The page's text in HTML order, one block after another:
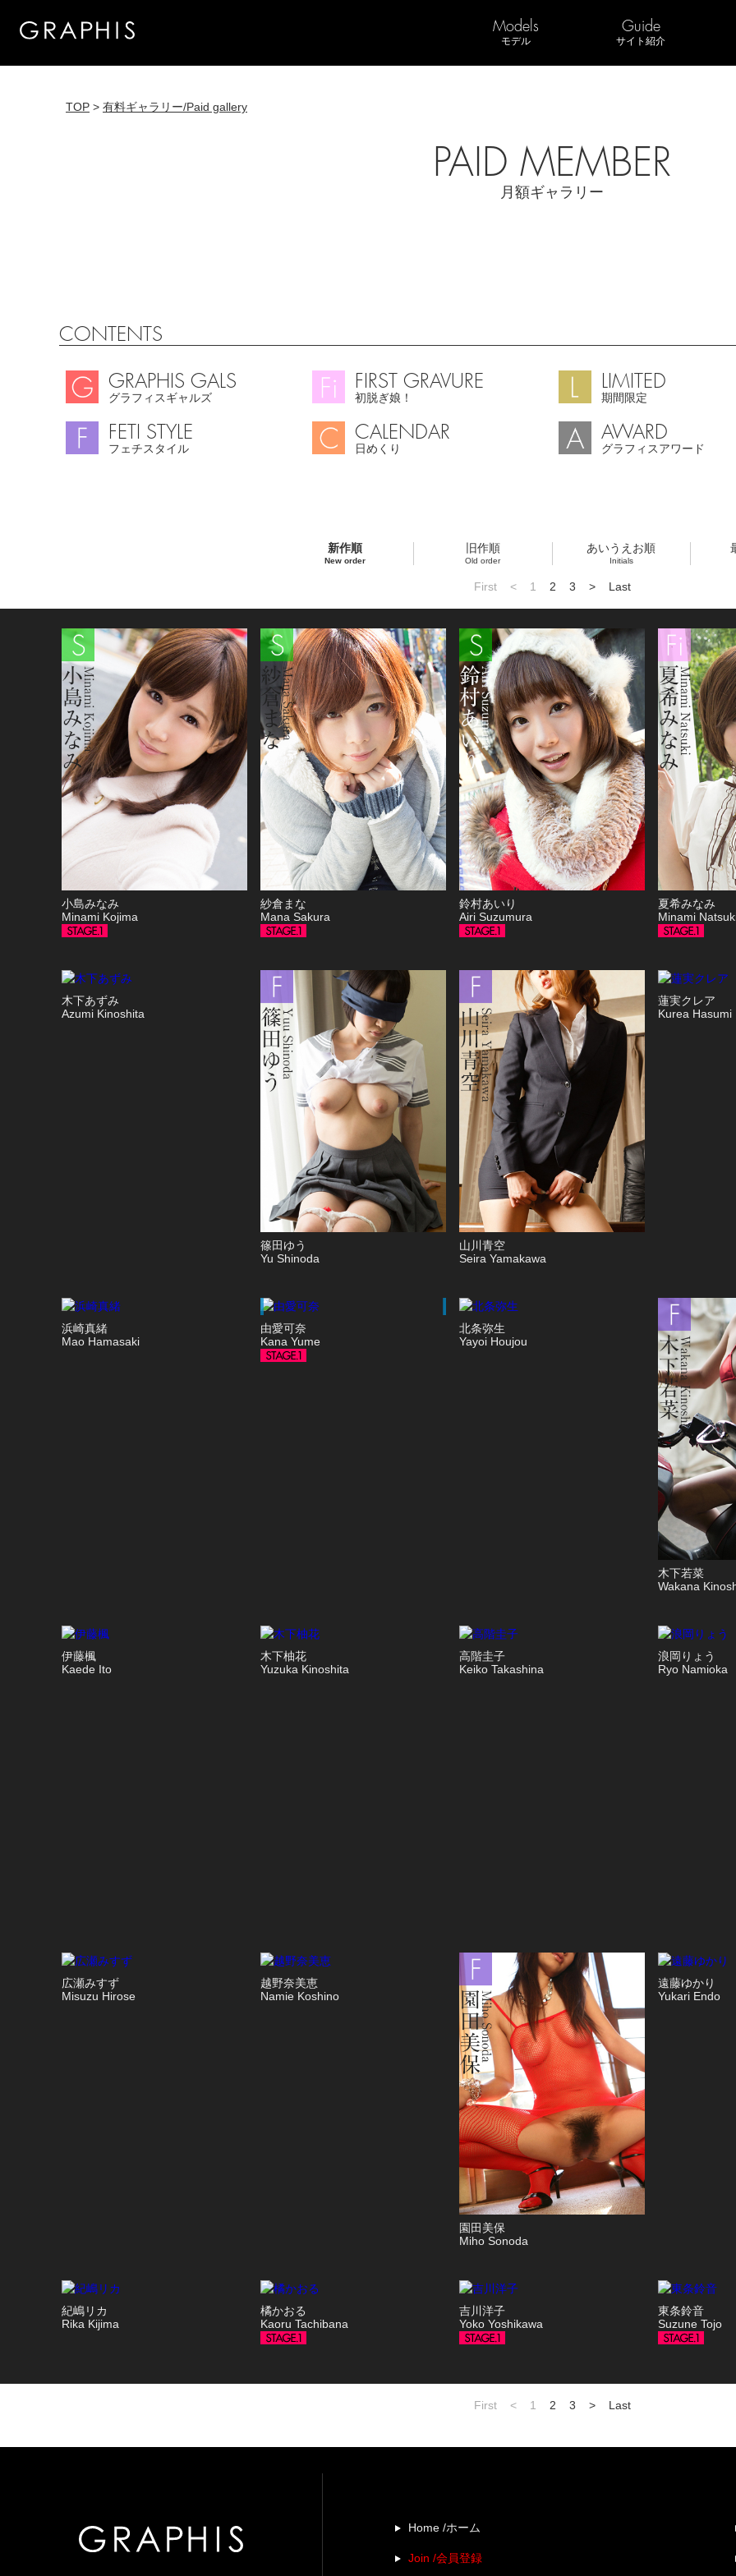
Models
モデル
Guide
サイト紹介
TOP > 有料ギャラリー/Paid gallery
PAID MEMBER
月額ギャラリー
CONTENTS
GRAPHIS GALS
グラフィスギャルズ
FIRST GRAVURE
初脱ぎ娘！
LIMITED
期間限定
FETI STYLE
フェチスタイル
CALENDAR
日めくり
AWARD
グラフィスアワード
新作順
New order
旧作順
Old order
あいうえお順
Initials
First < 1 2 3 > Last
小島みなみ
Minami Kojima
紗倉まな
Mana Sakura
鈴村あいり
Airi Suzumura
夏希みなみ
Minami
木下あずみ
Azumi Kinoshita
篠田ゆう
Yu Shinoda
山川青空
Seira Yamakawa
蓮実クレア
Kurea Hasumi
浜崎真緒
Mao Hamasaki
由愛可奈
Kana Yume
北条弥生
Yayoi Houjou
木下若菜
Wakana
伊藤楓
Kaede Ito
木下柚花
Yuzuka Kinoshita
高階圭子
Keiko Takashina
浪岡りょう
Ryo Namioka
広瀬みすず
Misuzu Hirose
越野奈美恵
Namie Koshino
園田美保
Miho Sonoda
遠藤ゆかり
Yukari Endo
紀嶋リカ
Rika Kijima
橘かおる
Kaoru Tachibana
吉川洋子
Yoko Yoshikawa
東条鈴音
Suzune Tojo
First < 1 2 3 > Last
Home /ホーム
Join /会員登録